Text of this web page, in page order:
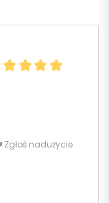
Zgłoś nadużycie